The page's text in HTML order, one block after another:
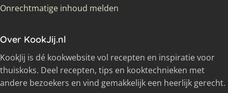
Onrechtmatige inhoud melden
Over KookJij.nl
KookJij is dé kookwebsite vol recepten en inspiratie voor
thuiskoks. Deel recepten, tips en kooktechnieken met
andere bezoekers en vind gemakkelijk een heerlijk gerecht.